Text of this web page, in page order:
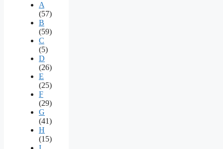
A
(57)
B
(59)
C
(5)
D
(26)
E
(25)
F
(29)
G
(41)
H
(15)